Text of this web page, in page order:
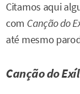
Citamos aqui
com Canção do
até mesmo
Canção do